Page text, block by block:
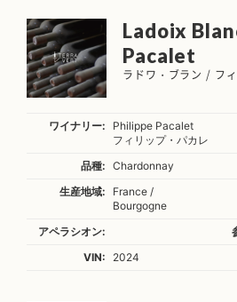
Ladoix
Pacalet
ラドワ・ブラン / フ
ワイナリー:
Philippe Pacalet
フィリップ・パカレ
品種:
Chardonnay
生産地域:
France /
Bourgogne
アペラシオン:
VIN:
2024